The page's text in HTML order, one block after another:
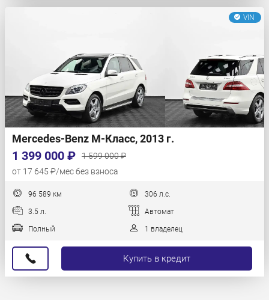
VIN
Mercedes-Benz M-Класс, 2013 г.
1 399 000 ₽
1 599 000 ₽
от 17 645 ₽/мес без взноса
96 589 км 306 л.с.
3.5 л. Автомат
Полный 1 владелец
Купить в кредит